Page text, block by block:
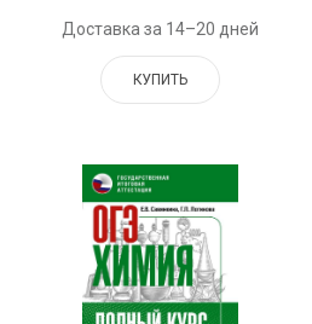
Доставка за 14–20 дней
КУПИТЬ